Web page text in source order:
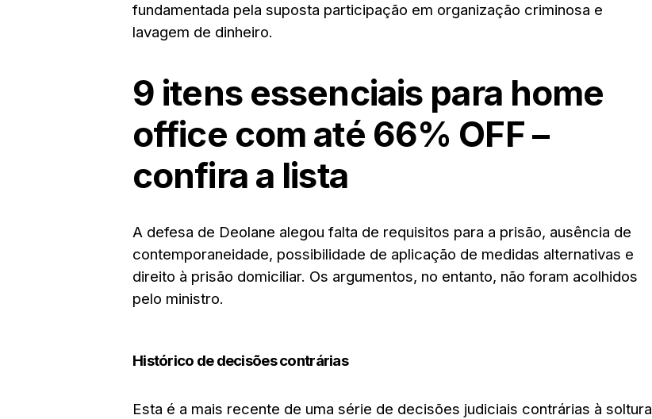
fundamentada pela suposta participação em organização criminosa e
lavagem de dinheiro.
9 itens essenciais para home
office com até 66% OFF –
confira a lista
A defesa de Deolane alegou falta de requisitos para a prisão, ausência de
contemporaneidade, possibilidade de aplicação de medidas alternativas e
direito à prisão domiciliar. Os argumentos, no entanto, não foram acolhidos
pelo ministro.
Histórico de decisões contrárias
Esta é a mais recente de uma série de decisões judiciais contrárias à soltura